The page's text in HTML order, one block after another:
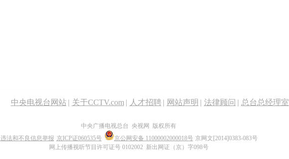
中央电视台网站 | 关于CCTV.com | 人才招聘 | 网站声明 | 法律顾问 | 总台总经理室
中央广播电视总台 央视网 版权所有
违法和不良信息举报 京ICP证060535号 京公网安备 11000002000018号 京网文[2014]0383-083号
网上传播视听节目许可证号 0102002 新出网证（京）字098号